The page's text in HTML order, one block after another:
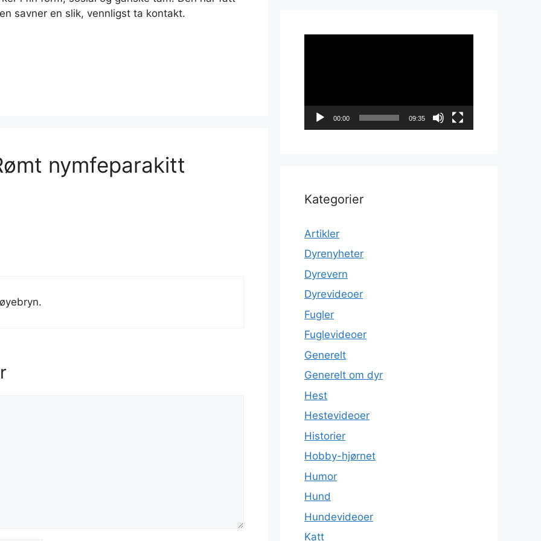
savner en slik, vennligst ta kontakt.
nymfeparakitt
00:00 09:35
Kategorier
Artikler
Dyrenyheter
Dyrevern
Dyrevideoer
Fugler
Fuglevideoer
Generelt
Generelt om dyr
Hest
Hestevideoer
Historier
Hobby-hjørnet
Humor
Hund
Hundevideoer
Katt